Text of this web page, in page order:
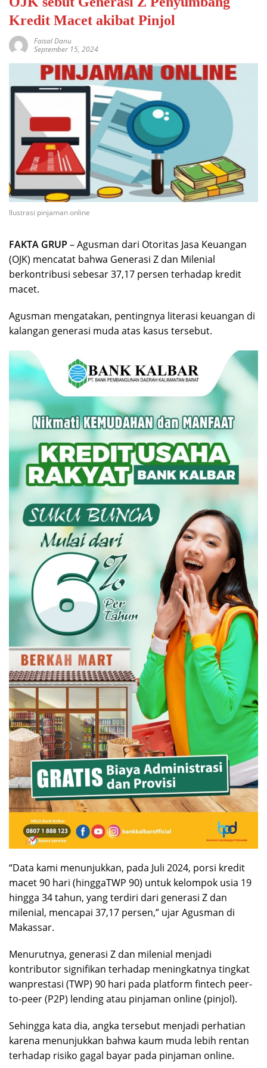
Kredit Macet akibat Pinjol
Faisal Danu
September 15, 2024
Ilustrasi pinjaman online
FAKTA GRUP – Agusman dari Otoritas Jasa Keuangan
(OJK) mencatat bahwa Generasi Z dan Milenial
berkontribusi sebesar 37,17 persen terhadap kredit
macet.
Agusman mengatakan, pentingnya literasi keuangan di
kalangan generasi muda atas kasus tersebut.
“Data kami menunjukkan, pada Juli 2024, porsi kredit
macet 90 hari (hinggaTWP 90) untuk kelompok usia 19
hingga 34 tahun, yang terdiri dari generasi Z dan
milenial, mencapai 37,17 persen,” ujar Agusman di
Makassar.
Menurutnya, generasi Z dan milenial menjadi
kontributor signifikan terhadap meningkatnya tingkat
wanprestasi (TWP) 90 hari pada platform fintech peer-
to-peer (P2P) lending atau pinjaman online (pinjol).
Sehingga kata dia, angka tersebut menjadi perhatian
karena menunjukkan bahwa kaum muda lebih rentan
terhadap risiko gagal bayar pada pinjaman online.